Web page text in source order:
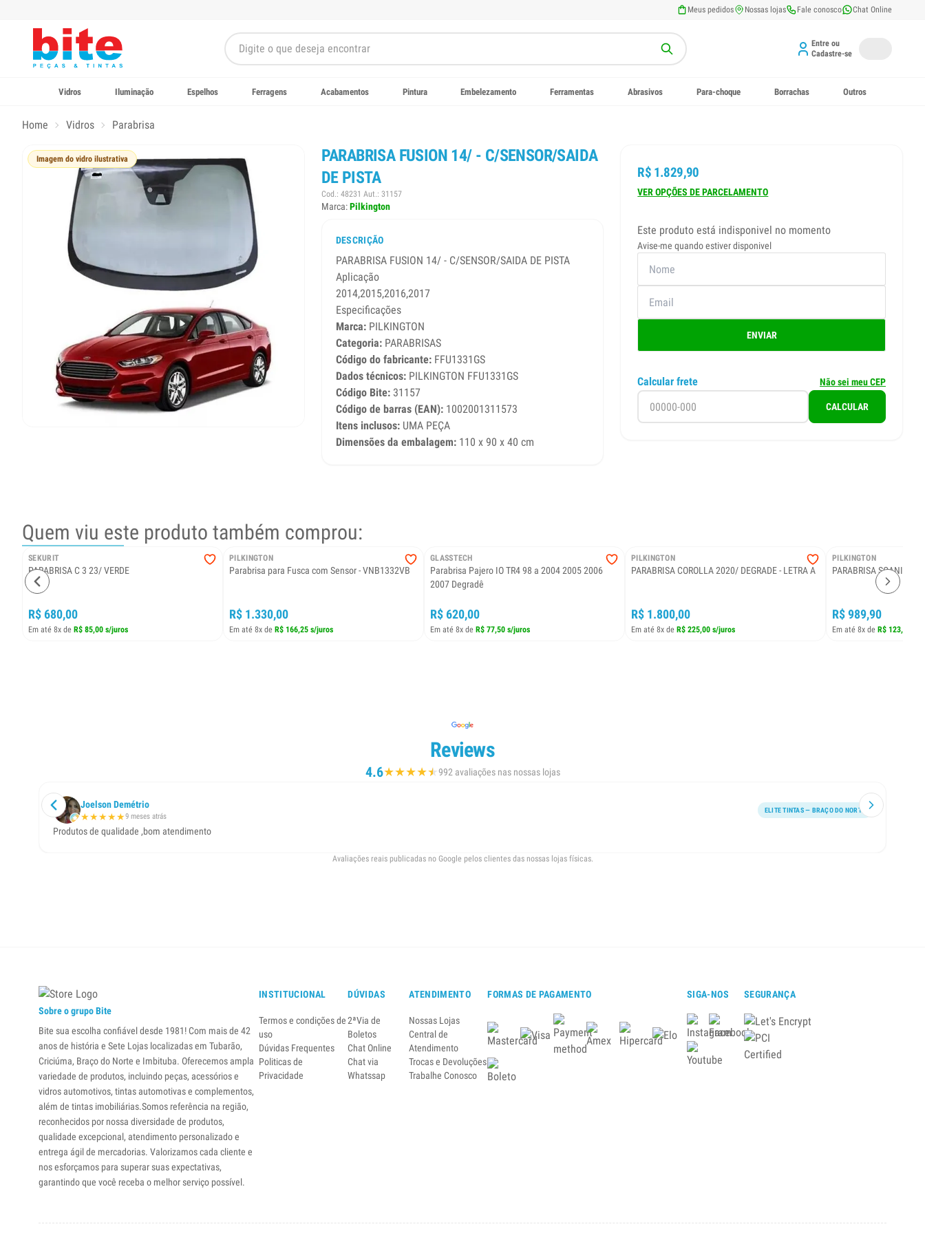
Meus pedidos Nossas lojas Fale conosco Chat Online
Entre ou
Cadastre-se
Vidros Iluminação Espelhos Ferragens Acabamentos Pintura Embelezamento Ferramentas Abrasivos Para-choque Borrachas Outros
Home Vidros Parabrisa
Imagem do vidro ilustrativa
PARABRISA FUSION 14/ - C/SENSOR/SAIDA
DE PISTA
Cod.: 48231 Aut.: 31157
Marca:Pilkington
DESCRIÇÃO
PARABRISA FUSION 14/ - C/SENSOR/SAIDA DE PISTA
Aplicação
2014,2015,2016,2017
Especificações
Marca:PILKINGTON
Categoria:PARABRISAS
Código do fabricante:FFU1331GS
Dados técnicos:PILKINGTON FFU1331GS
Código Bite:31157
Código de barras (EAN):1002001311573
Itens inclusos:UMA PEÇA
Dimensões da embalagem:110 x 90 x 40 cm
R$ 1.829,90
VER OPÇÕES DE PARCELAMENTO
Este produto está indisponivel no momento
Avise-me quando estiver disponivel
ENVIAR
Calcular frete Não sei meu CEP
CALCULAR
Quem viu este produto também comprou:
SEKURIT
PARABRISA C 3 23/ VERDE
R$ 680,00
Em até 8x de R$ 85,00 s/juros
PILKINGTON
Parabrisa para Fusca com Sensor - VNB1332VB
R$ 1.330,00
Em até 8x de R$ 166,25 s/juros
GLASSTECH
Parabrisa Pajero IO TR4 98 a 2004 2005 2006
2007 Degradê
R$ 620,00
Em até 8x de R$ 77,50 s/juros
PILKINGTON
PARABRISA COROLLA 2020/ DEGRADE - LETRA A
R$ 1.800,00
Em até 8x de R$ 225,00 s/juros
PILKINGTON
PARABRISA SCANIA
R$ 989,90
Em até 8x de R$ 123,73 s/
Reviews
4.6★★★★★
★992 avaliações nas nossas lojas
Joelson Demétrio
★★★★★9 meses atrás
ELITE TINTAS — BRAÇO DO NORTE
Produtos de qualidade ,bom atendimento
Avaliações reais publicadas no Google pelos clientes das nossas lojas físicas.
Sobre o grupo Bite
Bite sua escolha confiável desde 1981! Com mais de 42
anos de história e Sete Lojas localizadas em Tubarão,
Criciúma, Braço do Norte e Imbituba. Oferecemos ampla
variedade de produtos, incluindo peças, acessórios e
vidros automotivos, tintas automotivas e complementos,
além de tintas imobiliárias.Somos referência na região,
reconhecidos por nossa diversidade de produtos,
qualidade excepcional, atendimento personalizado e
entrega ágil de mercadorias. Valorizamos cada cliente e
nos esforçamos para superar suas expectativas,
garantindo que você receba o melhor serviço possível.
INSTITUCIONAL
Termos e condições de
uso
Dúvidas Frequentes
Politicas de
Privacidade
DÚVIDAS
2ªVia de
Boletos
Chat Online
Chat via
Whatssap
ATENDIMENTO
Nossas Lojas
Central de
Atendimento
Trocas e Devoluções
Trabalhe Conosco
FORMAS DE PAGAMENTO SIGA-NOS SEGURANÇA